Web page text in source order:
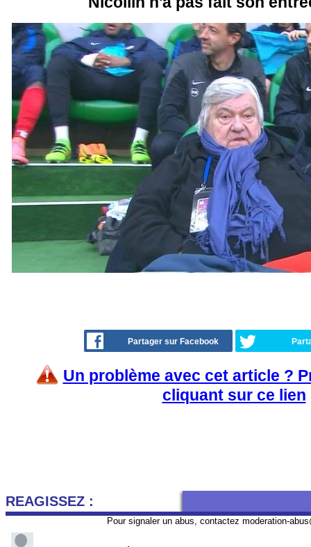
Partager sur Facebook
Un problème avec cet article ?
cliquant sur ce lien
REAGISSEZ :
Pour signaler un abus, contactez moderation-